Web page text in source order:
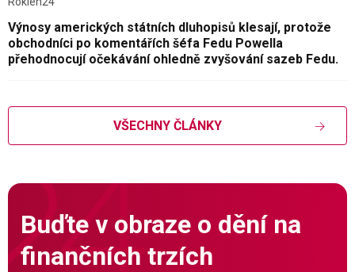
Výnosy amerických státních dluhopisů klesají, protože
obchodníci po komentářích šéfa Fedu Powella
přehodnocují očekávání ohledně zvyšování sazeb Fedu.
VŠECHNY ČLÁNKY
Buďte v obraze o dění na
finančních trzích